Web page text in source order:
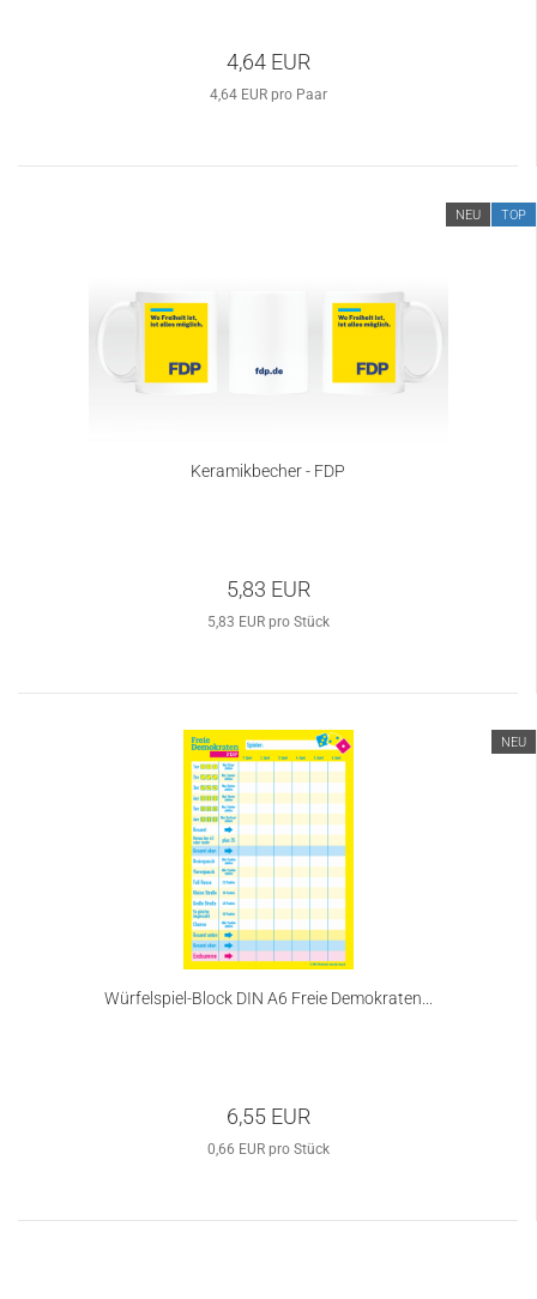
4,64 EUR
4,64 EUR pro Paar
NEU TOP
Keramikbecher - FDP
5,83 EUR
5,83 EUR pro Stück
NEU
Würfelspiel-Block DIN A6 Freie Demokraten...
6,55 EUR
0,66 EUR pro Stück